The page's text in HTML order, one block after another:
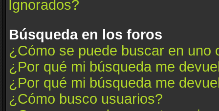
Ignorados?
Búsqueda en los foros
¿Cómo se puede buscar en uno
¿Por qué mi búsqueda me
¿Por qué mi búsqueda me
¿Cómo busco usuarios?